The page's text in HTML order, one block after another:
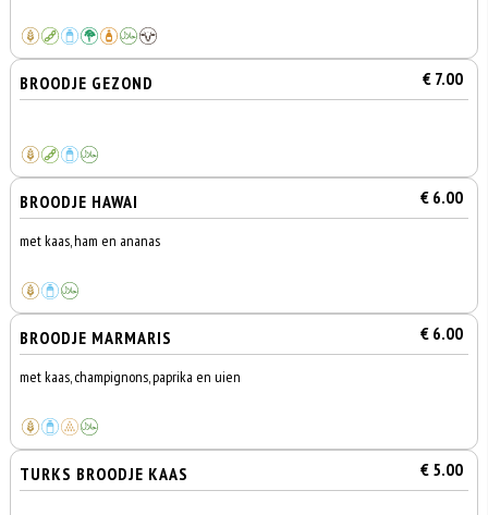
BROODJE GEZOND € 7.00
BROODJE HAWAI € 6.00
met kaas, ham en ananas
BROODJE MARMARIS € 6.00
met kaas, champignons, paprika en uien
TURKS BROODJE KAAS € 5.00